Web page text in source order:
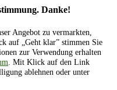
Danke!
Angebot zu vermarkten,
auf „Geht klar” stimmen Sie
zur Verwendung erhalten
. Mit Klick auf den Link
ablehnen oder unter